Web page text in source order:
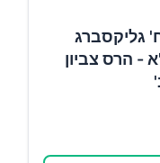
גליקסברג
- הרס צביון